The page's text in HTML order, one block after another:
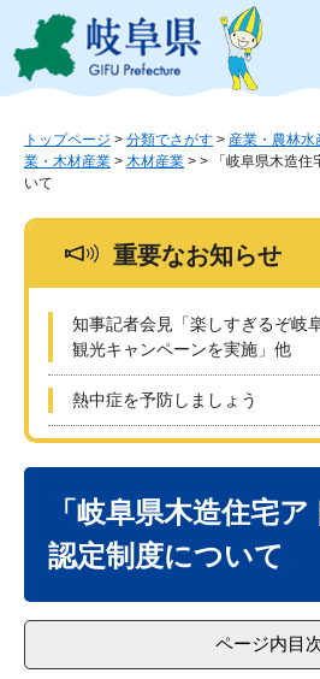
ジ
ュ
このページの本文
トップページ > 分類でさがす > 産業・農林
業・木材産業 > 木材産業 > >
「岐阜県木造
いて
重要なお知らせ
知事記者会見「楽しすぎるぞ岐
観光キャンペーンを実施」他
熱中症を予防しましょう
「岐阜県木造住宅ア
認定制度について
ページ内目